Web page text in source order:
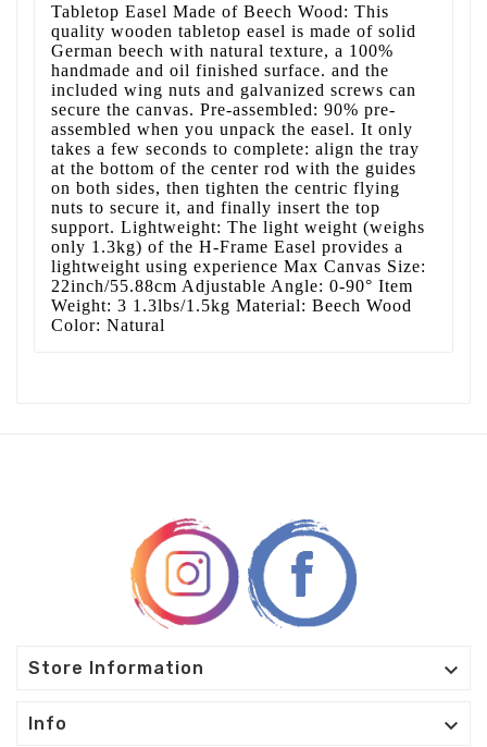
Tabletop Easel Made of Beech Wood: This
quality wooden tabletop easel is made of solid
German beech with natural texture, a 100%
handmade and oil finished surface. and the
included wing nuts and galvanized screws can
secure the canvas. Pre-assembled: 90% pre-
assembled when you unpack the easel. It only
takes a few seconds to complete: align the tray
at the bottom of the center rod with the guides
on both sides, then tighten the centric flying
nuts to secure it, and finally insert the top
support. Lightweight: The light weight (weighs
only 1.3kg) of the H-Frame Easel provides a
lightweight using experience Max Canvas Size:
22inch/55.88cm Adjustable Angle: 0-90° Item
Weight: 3 1.3lbs/1.5kg Material: Beech Wood
Color: Natural
Store Information 
Info 